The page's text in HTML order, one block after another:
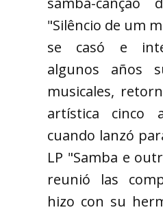
"Silêncio de um
se casó e
algunos años
musicales,
artística cinco
cuando lanzó
LP "Samba e
reunió las
hizo con su